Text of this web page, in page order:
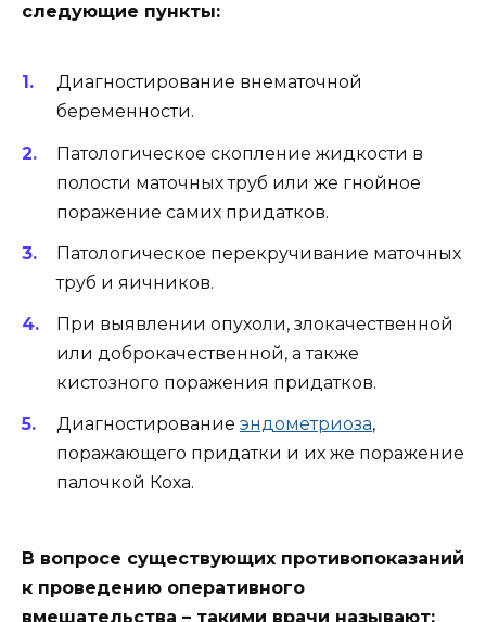
следующие пункты:
Диагностирование внематочной
беременности.
Патологическое скопление жидкости в
полости маточных труб или же гнойное
поражение самих придатков.
Патологическое перекручивание маточных
труб и яичников.
При выявлении опухоли, злокачественной
или доброкачественной, а также
кистозного поражения придатков.
Диагностирование эндометриоза,
поражающего придатки и их же поражение
палочкой Коха.
В вопросе существующих противопоказаний
к проведению оперативного
вмешательства – такими врачи называют: